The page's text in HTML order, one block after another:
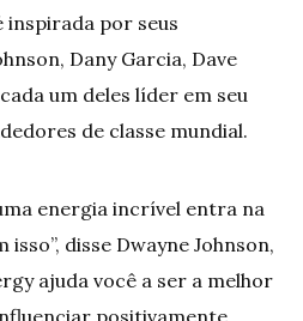
inspirada por seus
Dany Garcia, Dave
um deles líder em seu
de classe mundial.
energia incrível entra na
isso”, disse Dwayne Johnson,
ajuda você a ser a melhor
positivamente